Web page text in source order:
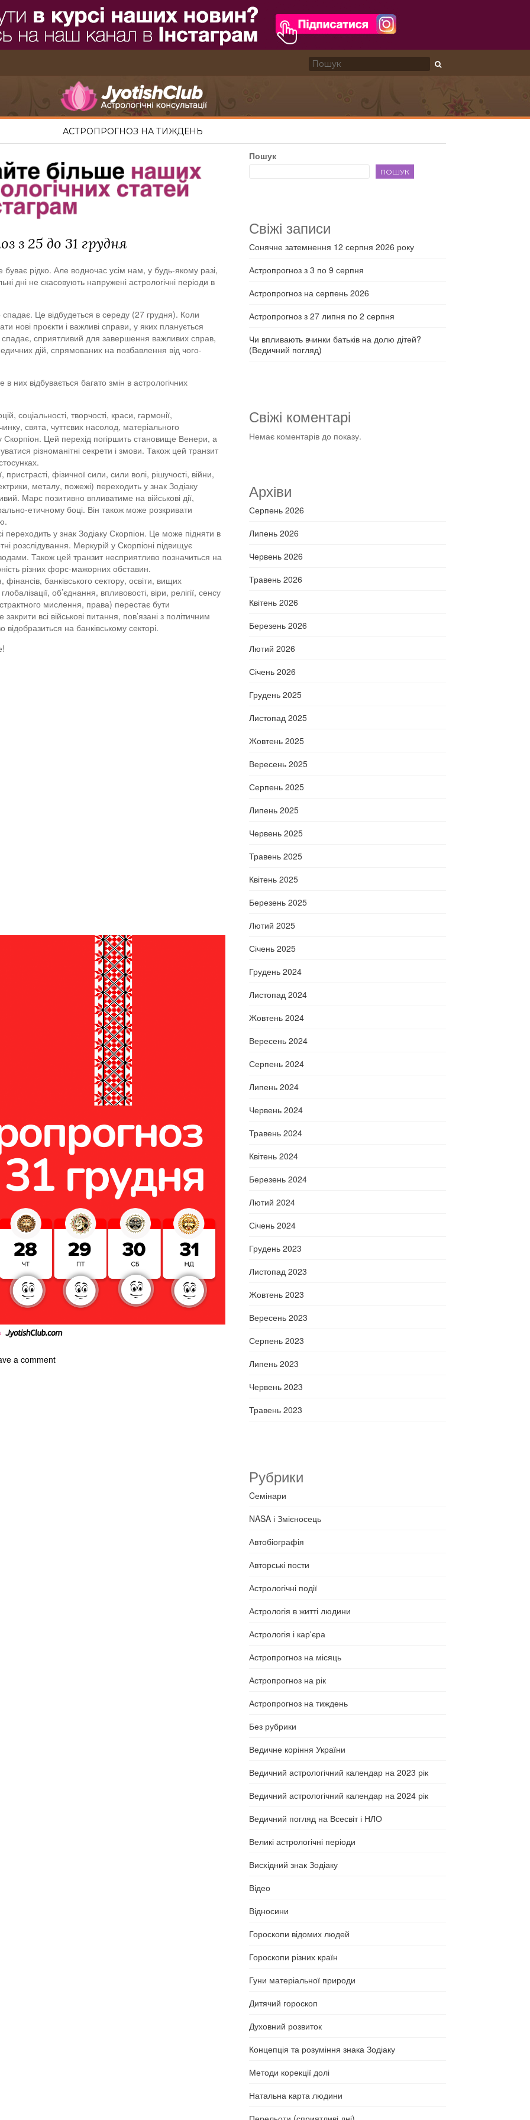
АСТРОПРОГНОЗ НА ТИЖДЕНЬ
з 25 до 31 грудня
рідко. Але водночас усім нам, у будь-якому разі,
дні не скасовують напружені астрологічні періоди в
Це відбудеться в середу (27 грудня). Коли
нові проєкти і важливі справи, у яких планується
сприятливий для завершення важливих справ,
дій, спрямованих на позбавлення від чого-
них відбувається багато змін в астрологічних
соціальності, творчості, краси, гармонії,
свята, чуттєвих насолод, матеріального
Скорпіон. Цей перехід погіршить становище Венери, а
різноманітні секрети і змови. Також цей транзит
фізичної сили, сили волі, рішучості, війни,
металу, пожежі) переходить у знак Зодіаку
Марс позитивно впливатиме на військові дії,
етичному боці. Він також може розкривати
переходить у знак Зодіаку Скорпіон. Це може підняти в
розслідування. Меркурій у Скорпіоні підвищує
Також цей транзит несприятливо позначиться на
різних форс-мажорних обставин.
банківського сектору, освіти, вищих
об’єднання, впливовості, віри, релігії, сенсу
мислення, права) перестає бути
всі військові питання, пов’язані з політичним
на банківському секторі.
a comment
Пошук
ПОШУК
Свіжі записи
Сонячне затемнення 12 серпня 2026 року
Астропрогноз з 3 по 9 серпня
Астропрогноз на серпень 2026
Астропрогноз з 27 липня по 2 серпня
Чи впливають вчинки батьків на долю дітей?
(Ведичний погляд)
Свіжі коментарі
Немає коментарів до показу.
Архіви
Серпень 2026
Липень 2026
Червень 2026
Травень 2026
Квітень 2026
Березень 2026
Лютий 2026
Січень 2026
Грудень 2025
Листопад 2025
Жовтень 2025
Вересень 2025
Серпень 2025
Липень 2025
Червень 2025
Травень 2025
Квітень 2025
Березень 2025
Лютий 2025
Січень 2025
Грудень 2024
Листопад 2024
Жовтень 2024
Вересень 2024
Серпень 2024
Липень 2024
Червень 2024
Травень 2024
Квітень 2024
Березень 2024
Лютий 2024
Січень 2024
Грудень 2023
Листопад 2023
Жовтень 2023
Вересень 2023
Серпень 2023
Липень 2023
Червень 2023
Травень 2023
Рубрики
Cемінари
NASA і Змієносець
Автобіографія
Авторські пости
Астрологічні події
Астрологія в житті людини
Астрологія і кар'єра
Астропрогноз на місяць
Астропрогноз на рік
Астропрогноз на тиждень
Без рубрики
Ведичне коріння України
Ведичний астрологічний календар на 2023 рік
Ведичний астрологічний календар на 2024 рік
Ведичний погляд на Всесвіт і НЛО
Великі астрологічні періоди
Висхідний знак Зодіаку
Відео
Відносини
Гороскопи відомих людей
Гороскопи різних країн
Гуни матеріальної природи
Дитячий гороскоп
Духовний розвиток
Концепція та розуміння знака Зодіаку
Методи корекції долі
Натальна карта людини